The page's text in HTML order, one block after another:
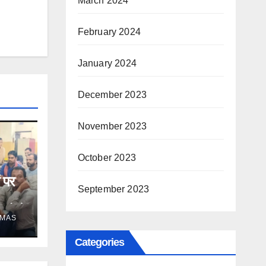
ने
February 2024
January 2024
December 2023
November 2023
October 2023
September 2023
Categories